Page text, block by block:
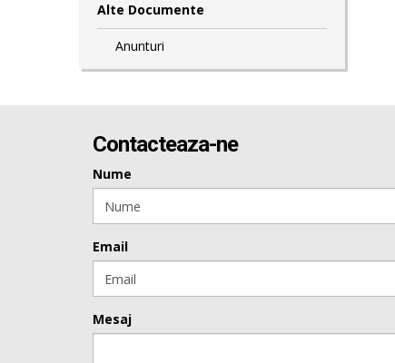
Alte Documente
Anunturi
Contacteaza-ne
Nume
Email
Mesaj